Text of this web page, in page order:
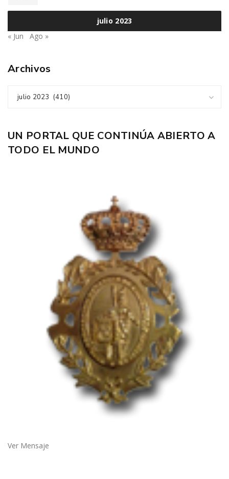
julio 2023
« Jun Ago »
Archivos
julio 2023 (410)
UN PORTAL QUE CONTINÚA ABIERTO A
TODO EL MUNDO
Ver Mensaje